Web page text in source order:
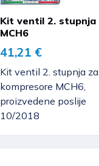
Kit ventil 2. stupnja
MCH6
41,21 €
Kit ventil 2. stupnja za
kompresore MCH6,
proizvedene poslije
10/2018